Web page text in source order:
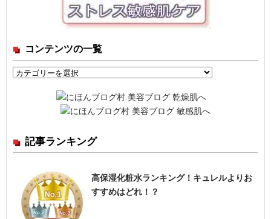
コンテンツの一覧
コ
の 記事ランキング
高保湿化粧水ランキング！キュレルよりお
すすめはどれ！？